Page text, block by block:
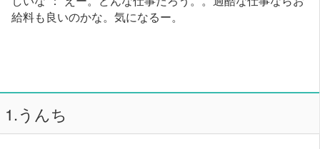
給料も良いのかな。気になるー。
1.うんち